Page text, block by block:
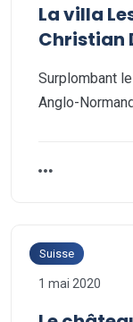
La villa
Christian
Surplombant
Anglo-
Suisse
1 mai 2020